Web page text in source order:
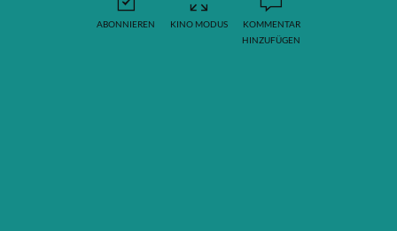
ABONNIEREN KINO MODUS
KOMMENTAR
HINZUFÜGEN